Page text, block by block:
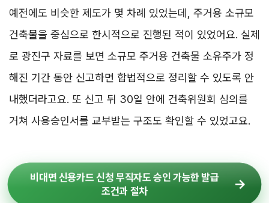
예전에도 비슷한 제도가 몇 차례 있었는데, 주거용 소규모
건축물을 중심으로 한시적으로 진행된 적이 있었어요. 실제
로 광진구 자료를 보면 소규모 주거용 건축물 소유주가 정
해진 기간 동안 신고하면 합법적으로 정리할 수 있도록 안
내했더라고요. 또 신고 뒤 30일 안에 건축위원회 심의를
거쳐 사용승인서를 교부받는 구조도 확인할 수 있었고요.
비대면 신용카드 신청 무직자도 승인 가능한 발급
조건과 절차